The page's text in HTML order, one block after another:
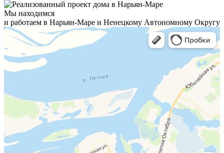
Мы находимся
и работаем в Нарьян-Маре и Ненецкому Автономному Округу